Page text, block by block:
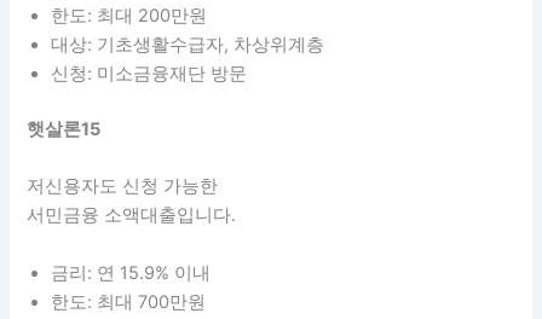
한도: 최대 200만원
대상: 기초생활수급자, 차상위계층
신청: 미소금융재단 방문
햇살론15
저신용자도 신청 가능한
서민금융 소액대출입니다.
금리: 연 15.9% 이내
한도: 최대 700만원